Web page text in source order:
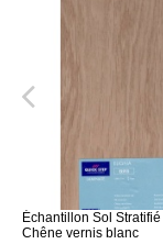
Échantillon Sol
Chêne vernis blanc